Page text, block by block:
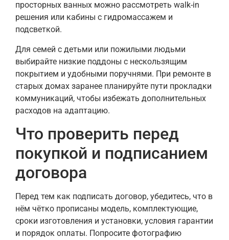
просторных ванных можно рассмотреть walk-in
решения или кабины с гидромассажем и
подсветкой.
Для семей с детьми или пожилыми людьми
выбирайте низкие поддоны с нескользящим
покрытием и удобными поручнями. При ремонте в
старых домах заранее планируйте пути прокладки
коммуникаций, чтобы избежать дополнительных
расходов на адаптацию.
Что проверить перед
покупкой и подписанием
договора
Перед тем как подписать договор, убедитесь, что в
нём чётко прописаны модель, комплектующие,
сроки изготовления и установки, условия гарантии
и порядок оплаты. Попросите фотографию